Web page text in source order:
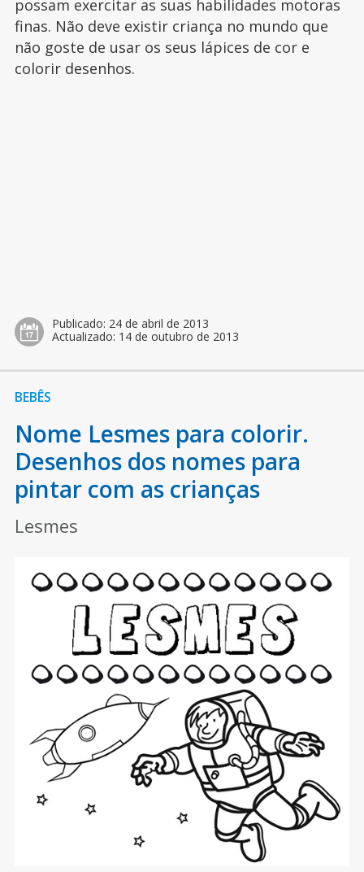
possam exercitar as suas habilidades motoras
finas. Não deve existir criança no mundo que
não goste de usar os seus lápices de cor e
colorir desenhos.
Publicado: 24 de abril de 2013
Actualizado: 14 de outubro de 2013
BEBÊS
Nome Lesmes para colorir.
Desenhos dos nomes para
pintar com as crianças
Lesmes